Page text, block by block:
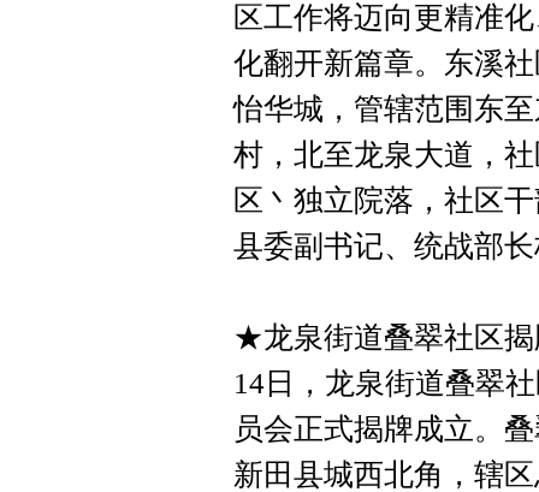
区工作将迈向更精准
化翻开新篇章。东溪
怡华城，管辖范围东
村，北至龙泉大道，
区丶独立院落，社区
县委副书记、统战部
★龙泉街道叠翠社区揭
14日，龙泉街道叠翠
员会正式揭牌成立。
新田县城西北角，辖